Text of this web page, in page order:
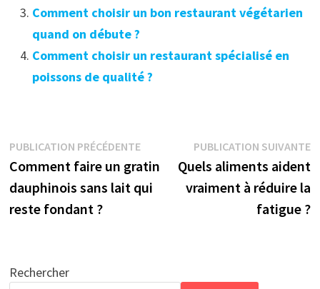
Comment choisir un bon restaurant végétarien
quand on débute ?
Comment choisir un restaurant spécialisé en
poissons de qualité ?
Navigation
de
l’article
PUBLICATION PRÉCÉDENTEPublication
précédente :
Comment faire un gratin
dauphinois sans lait qui
reste fondant ?
PUBLICATION SUIVANTE
Quels aliments aident
vraiment à réduire la
fatigue ?
Rechercher